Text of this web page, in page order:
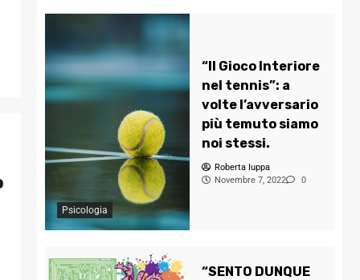
Psicologia
“Il Gioco Interiore
nel tennis”: a
volte l’avversario
più temuto siamo
noi stessi.
Roberta Iuppa
Novembre 7, 2022
0
“SENTO DUNQUE